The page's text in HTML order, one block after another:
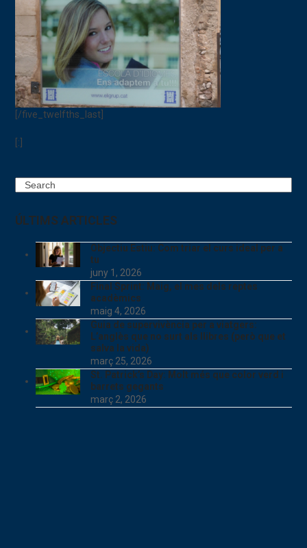
[/five_twelfths_last]
[:]
Search
ÚLTIMS ARTICLES
Objectiu Estiu: Com triar el curs ideal per a
tu
juny 1, 2026
Final Sprint: Maig, el mes dels reptes
acadèmics
maig 4, 2026
Guia de supervivència per a viatgers:
L’anglès que no surt als llibres (però que et
salva la vida)
març 25, 2026
St. Patrick’s Day: Molt més que color verd i
barrets gegants
març 2, 2026